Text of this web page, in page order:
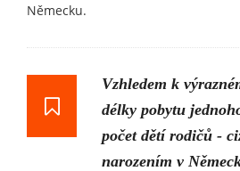
Německu.
Vzhledem k
délky pobytu
počet dětí rodičů -
narozením v